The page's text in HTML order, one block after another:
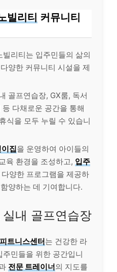
빌리티 커뮤니티
리티는 입주민들의 삶의
양한 커뮤니티 시설을 제
골프연습장, GX룸, 독서
다채로운 공간을 통해
식을 모두 누릴 수 있습니
집을 운영하여 아이들의
육 환경을 조성하고, 입주
양한 프로그램을 제공하
양하는 데 기여합니다.
내 골프연습장
피트니스센터는 건강한 라
민들을 위한 공간입니
전문 트레이너의 지도를